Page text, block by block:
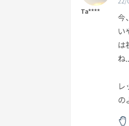
Ta****
今
い
は
ね
の